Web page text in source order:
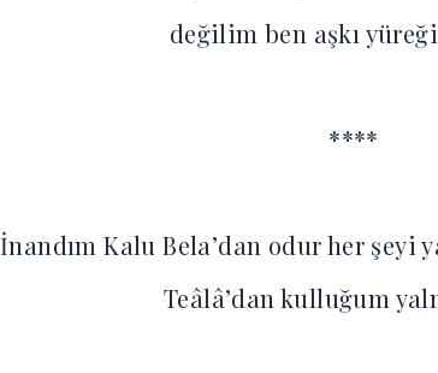
değilim ben aşkı
****
İnandım Kalu Bela’dan odur her şeyi
Teâlâ’dan kulluğum